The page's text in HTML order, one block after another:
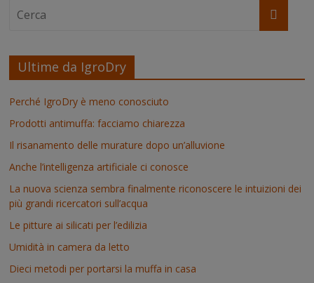
Ultime da IgroDry
Perché IgroDry è meno conosciuto
Prodotti antimuffa: facciamo chiarezza
Il risanamento delle murature dopo un’alluvione
Anche l’intelligenza artificiale ci conosce
La nuova scienza sembra finalmente riconoscere le intuizioni dei
più grandi ricercatori sull’acqua
Le pitture ai silicati per l’edilizia
Umidità in camera da letto
Dieci metodi per portarsi la muffa in casa